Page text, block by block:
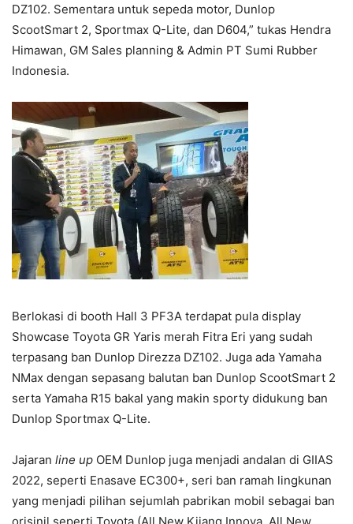
DZ102. Sementara untuk sepeda motor, Dunlop
ScootSmart 2, Sportmax Q-Lite, dan D604,” tukas Hendra
Himawan, GM Sales planning & Admin PT Sumi Rubber
Indonesia.
Berlokasi di booth Hall 3 PF3A terdapat pula display
Showcase Toyota GR Yaris merah Fitra Eri yang sudah
terpasang ban Dunlop Direzza DZ102. Juga ada Yamaha
NMax dengan sepasang balutan ban Dunlop ScootSmart 2
serta Yamaha R15 bakal yang makin sporty didukung ban
Dunlop Sportmax Q-Lite.
Jajaran line up OEM Dunlop juga menjadi andalan di GIIAS
2022, seperti Enasave EC300+, seri ban ramah lingkunan
yang menjadi pilihan sejumlah pabrikan mobil sebagai ban